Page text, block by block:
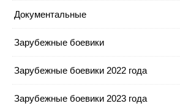
Документальные
Зарубежные боевики
Зарубежные боевики 2022 года
Зарубежные боевики 2023 года